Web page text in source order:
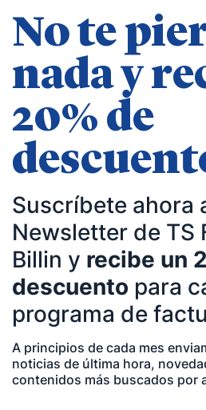
Marcos De La Cueva en
— Participación como
España 2023.
Temáticas de
negocios | startups |
empresas| asesorías|
| pequeños negocios |
desarrollo de negocio
No te
nada y
20% de
Suscríbete ahora
Newsletter de TS
Billin y recibe un
descuento para
programa de
A principios de cada mes
noticias de última hora,
contenidos más buscados por